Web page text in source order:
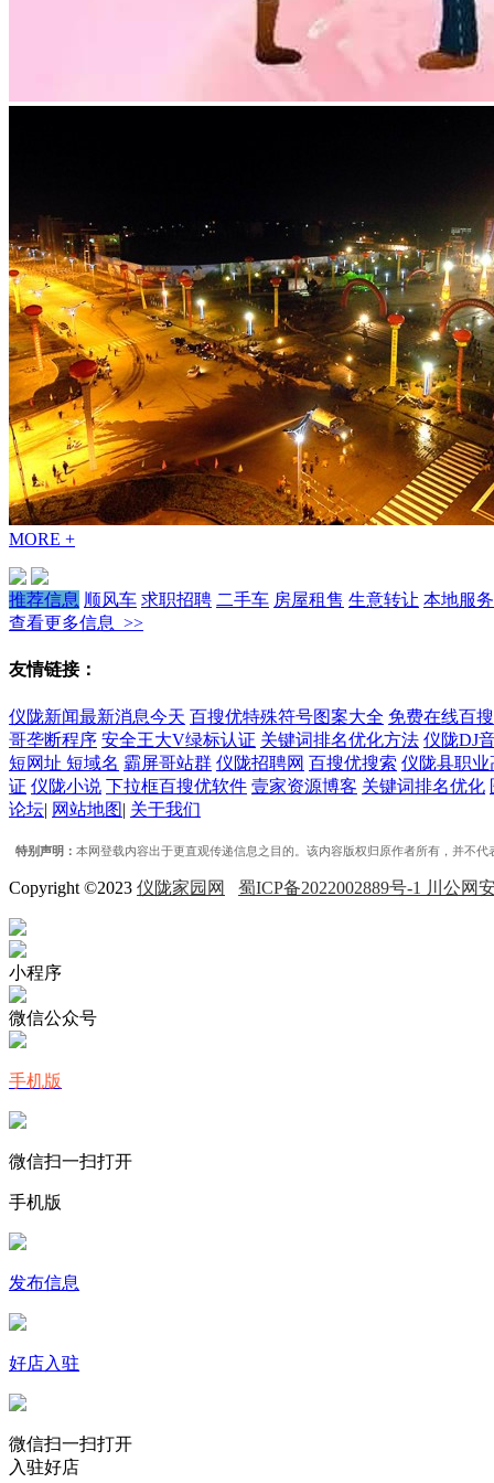
MORE +
推荐信息 顺风车 求职招聘 二手车 房屋租售 生意转让 本地服务
查看更多信息 >>
友情链接：
仪陇新闻最新消息今天 百搜优特殊符号图案大全 免费在线百
哥垄断程序 安全王大V绿标认证 关键词排名优化方法 仪陇DJ
短网址 短域名 霸屏哥站群 仪陇招聘网 百搜优搜索 仪陇县职
证 仪陇小说 下拉框百搜优软件 壹家资源博客 关键词排名优化
论坛| 网站地图| 关于我们
特别声明： 本网登载内容出于更直观传递信息之目的。该内容版权归原作者所有，并不
Copyright ©2023 仪陇家园网 蜀ICP备2022002889号-1 川公网
小程序
微信公众号
手机版
微信扫一扫打开
手机版
发布信息
好店入驻
微信扫一扫打开
入驻好店